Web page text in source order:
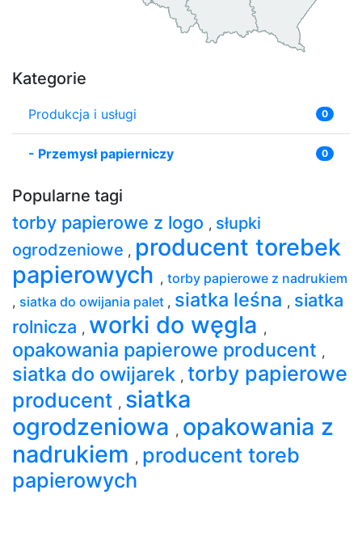
Kategorie
Produkcja i usługi 0
- Przemysł papierniczy 0
Popularne tagi
torby papierowe z logo , słupki
ogrodzeniowe , producent torebek
papierowych , torby papierowe z nadrukiem
, siatka do owijania palet , siatka leśna , siatka
rolnicza , worki do węgla ,
opakowania papierowe producent ,
siatka do owijarek , torby papierowe
producent , siatka
ogrodzeniowa , opakowania z
nadrukiem , producent toreb
papierowych